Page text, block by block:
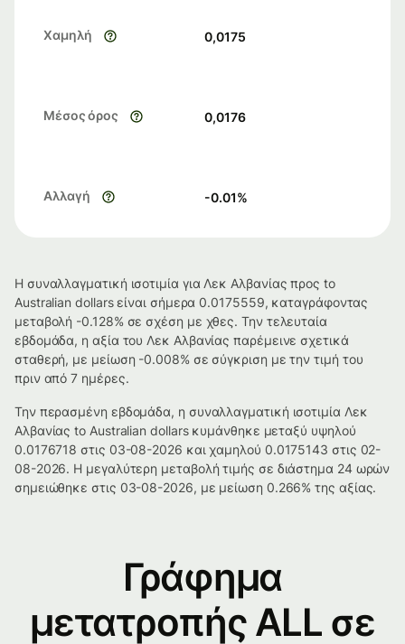
Χαμηλή 0,0175
Μέσος όρος 0,0176
Αλλαγή -0.01%
Η συναλλαγματική ισοτιμία για Λεκ Αλβανίας προς to
Australian dollars είναι σήμερα 0.0175559, καταγράφοντας
μεταβολή -0.128% σε σχέση με χθες. Την τελευταία
εβδομάδα, η αξία του Λεκ Αλβανίας παρέμεινε σχετικά
σταθερή, με μείωση -0.008% σε σύγκριση με την τιμή του
πριν από 7 ημέρες.
Την περασμένη εβδομάδα, η συναλλαγματική ισοτιμία Λεκ
Αλβανίας to Australian dollars κυμάνθηκε μεταξύ υψηλού
0.0176718 στις 03-08-2026 και χαμηλού 0.0175143 στις 02-
08-2026. Η μεγαλύτερη μεταβολή τιμής σε διάστημα 24 ωρών
σημειώθηκε στις 03-08-2026, με μείωση 0.266% της αξίας.
Γράφημα
μετατροπής ALL σε